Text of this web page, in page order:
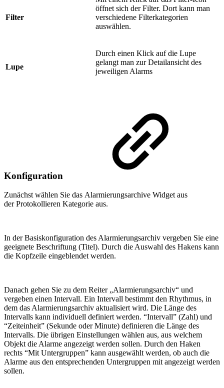
Filter
öffnet sich der Filter. Dort kann man
verschiedene Filterkategorien
auswählen.
Lupe
Durch einen Klick auf die Lupe
gelangt man zur Detailansicht des
jeweiligen Alarms
Konfiguration
Zunächst wählen Sie das Alarmierungsarchive Widget aus
der Protokollieren Kategorie aus.
In der Basiskonfiguration des Alarmierungsarchiv vergeben Sie eine
geeignete Beschriftung (Titel). Durch die Auswahl des Hakens kann
die Kopfzeile eingeblendet werden.
Danach gehen Sie zu dem Reiter „Alarmierungsarchiv“ und
vergeben einen Intervall. Ein Intervall bestimmt den Rhythmus, in
dem das Alarmierungsarchiv aktualisiert wird. Die Länge des
Intervalls kann individuell definiert werden. “Intervall” (Zahl) und
“Zeiteinheit” (Sekunde oder Minute) definieren die Länge des
Intervalls. Die übrigen Einstellungen wählen aus, aus welchem
Objekt die Alarme angezeigt werden sollen. Durch den Haken
rechts “Mit Untergruppen” kann ausgewählt werden, ob auch die
Alarme aus den entsprechenden Untergruppen mit angezeigt werden
sollen.